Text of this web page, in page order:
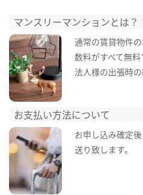
マンスリーマンションとは？
通常の賃貸物件
数料がすべて無料
法人様の出張時
お支払い方法について
お申し込み確定
送り致します。